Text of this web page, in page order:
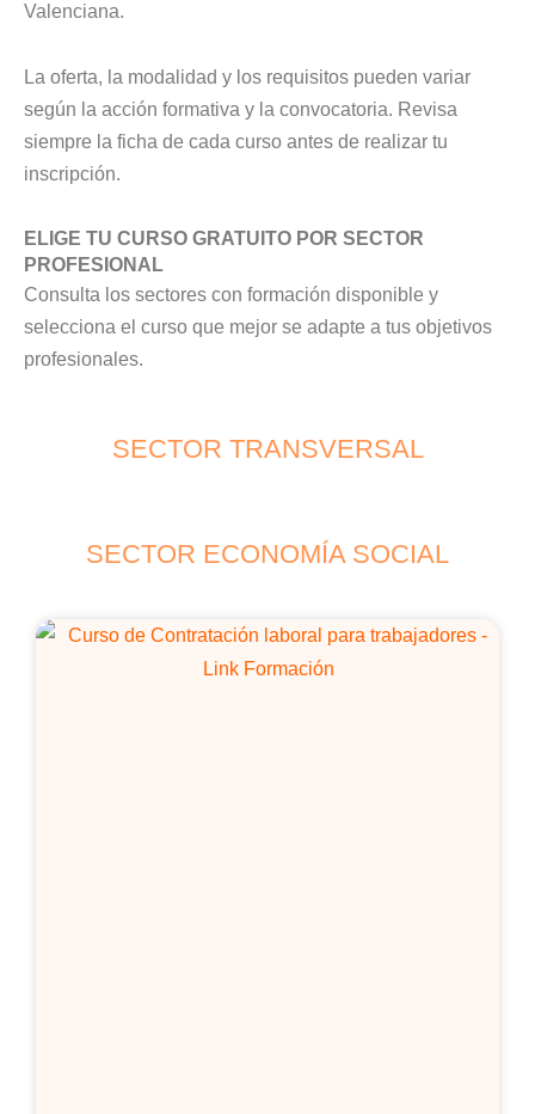
Valenciana.
La oferta, la modalidad y los requisitos pueden variar
según la acción formativa y la convocatoria. Revisa
siempre la ficha de cada curso antes de realizar tu
inscripción.
ELIGE TU CURSO GRATUITO POR SECTOR
PROFESIONAL
Consulta los sectores con formación disponible y
selecciona el curso que mejor se adapte a tus objetivos
profesionales.
SECTOR TRANSVERSAL
SECTOR ECONOMÍA SOCIAL